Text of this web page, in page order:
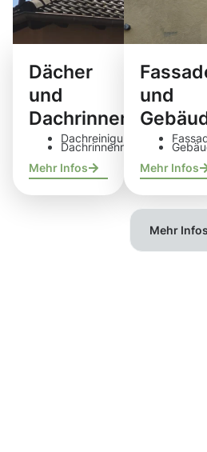
Dächer
und
Dachrinnen
Dachreinigung
Dachrinnenreinigung
Mehr Infos
und
Mehr Infos
Mehr Infos